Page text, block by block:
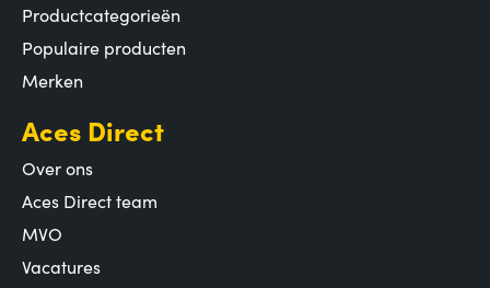
Productcategorieën
Populaire producten
Merken
Aces Direct
Over ons
Aces Direct team
MVO
Vacatures